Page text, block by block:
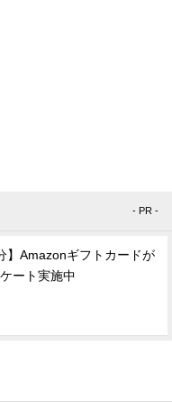
- PR -
】Amazonギフトカードが
ート実施中